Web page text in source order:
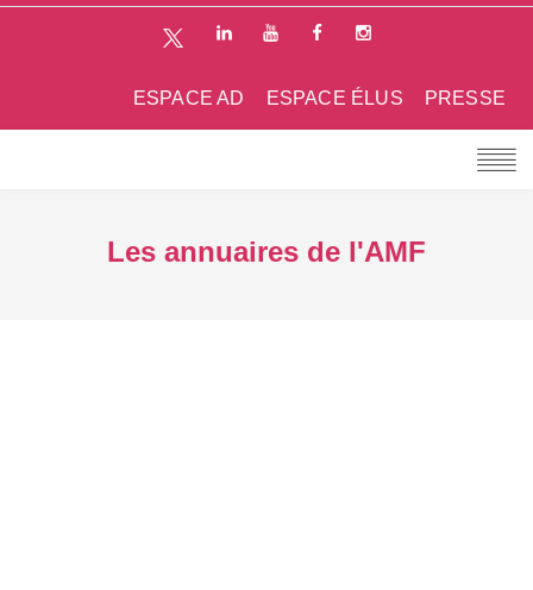
PRESSE
ESPACE ÉLUS
ESPACE AD
Les annuaires de l'AMF